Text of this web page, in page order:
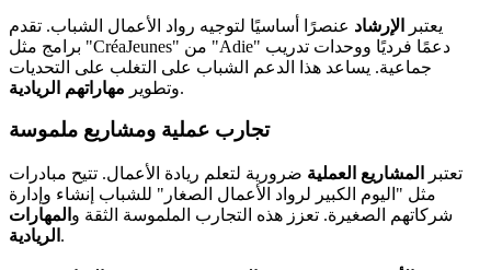
يعتبر الإرشاد عنصرًا أساسيًا لتوجيه رواد الأعمال الشباب. تقدم
برامج مثل "CréaJeunes" من "Adie" دعمًا فرديًا ووحدات تدريب
جماعية. يساعد هذا الدعم الشباب على التغلب على التحديات
وتطوير مهاراتهم الريادية .
تجارب عملية ومشاريع ملموسة
تعتبر المشاريع العملية ضرورية لتعلم ريادة الأعمال. تتيح مبادرات
مثل "اليوم الكبير لرواد الأعمال الصغار" للشباب إنشاء وإدارة
شركاتهم الصغيرة. تعزز هذه التجارب الملموسة الثقة و المهارات
الريادية .